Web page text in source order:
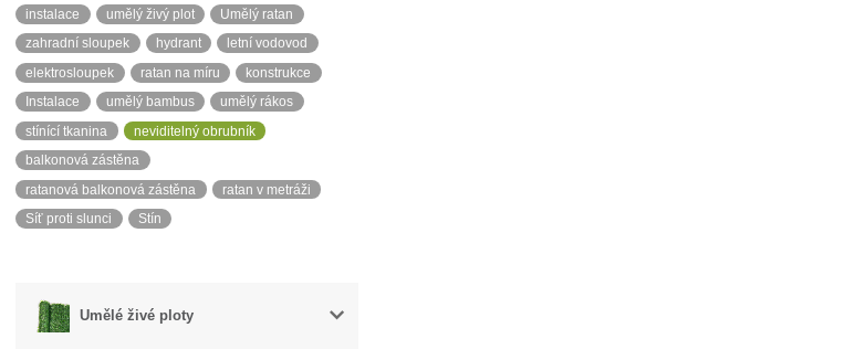
instalace umělý živý plot
Umělý ratan
zahradní sloupek
hydrant
letní vodovod
elektrosloupek
ratan na míru
konstrukce
Instalace
umělý bambus
umělý rákos
stínící tkanina
neviditelný obrubník
balkonová zástěna
ratanová balkonová zástěna
ratan v metráži
Síť proti slunci
Stín
Umělé živé ploty